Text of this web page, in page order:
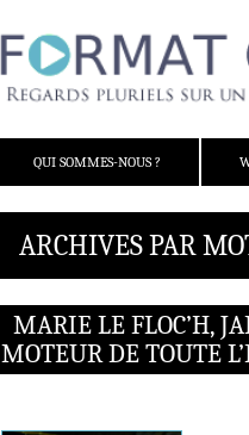
QUI SOMMES-NOUS ?
ARCHIVES PAR
MARIE LE FLOC’H,
MOTEUR DE TOUTE